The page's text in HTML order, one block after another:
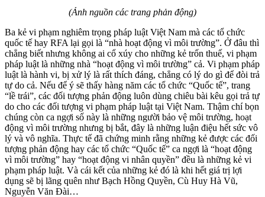
(Ảnh nguồn các trang phản động)
Ba kẻ vi phạm nghiêm trọng pháp luật Việt Nam mà các tổ chức
quốc tế hay RFA lại gọi là “nhà hoạt động vì môi trường”. Ở đâu thì
chẳng biết nhưng không ai cổ xúy cho những kẻ trốn thuế, vi phạm
pháp luật là những nhà “hoạt động vì môi trường” cả. Vi phạm pháp
luật là hành vi, bị xử lý là rất thích đáng, chẳng có lý do gì để đòi trả
tự do cả. Nếu để ý sẽ thấy hàng năm các tổ chức “Quốc tế”, trang
“lề trái”, các đối tượng phản động luôn dùng chiêu bài kêu gọi trả tự
do cho các đối tượng vi phạm pháp luật tại Việt Nam. Thậm chí bọn
chúng còn ca ngợi số này là những người bảo vệ môi trường, hoạt
động vì môi trường nhưng bị bắt, đây là những luận điệu hết sức vô
lý và vô nghĩa. Thực tế đã chứng minh rằng những kẻ được các đối
tượng phản động hay các tổ chức “Quốc tế” ca ngợi là “hoạt động
vì môi trường” hay “hoạt động vi nhân quyền” đều là những kẻ vi
phạm pháp luật. Và cái kết của những kẻ đó là khi hết giá trị lợi
dụng sẽ bị lãng quên như Bạch Hồng Quyền, Cù Huy Hà Vũ,
Nguyễn Văn Đài…